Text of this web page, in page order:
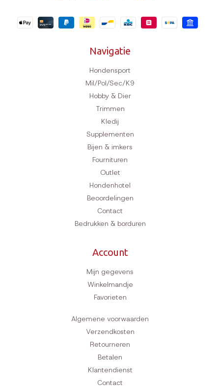
Navigatie
Hondensport
Mil/Pol/Sec/K9
Hobby & Dier
Trimmen
Kledij
Supplementen
Bijen & imkers
Fournituren
Outlet
Hondenhotel
Beoordelingen
Contact
Bedrukken & borduren
Account
Mijn gegevens
Winkelmandje
Favorieten
Algemene voorwaarden
Verzendkosten
Retourneren
Betalen
Klantendienst
Contact